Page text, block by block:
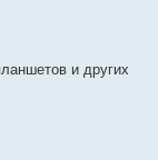
и других